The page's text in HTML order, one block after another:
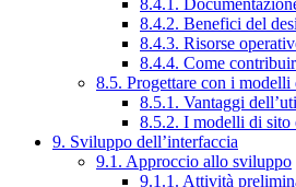
8.4.1.
8.4.2. Benefici del
8.4.3. Risorse
8.4.4. Come
8.5. Progettare con i modelli
8.5.1. Vantaggi
8.5.2. I modelli di sito
9. Sviluppo dell’interfaccia
9.1. Approccio allo sviluppo
9.1.1. Attività